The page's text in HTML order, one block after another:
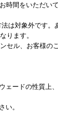
時間をいただい
は対象外です。
ります。
セル、お客様の
ェードの性質上
い。